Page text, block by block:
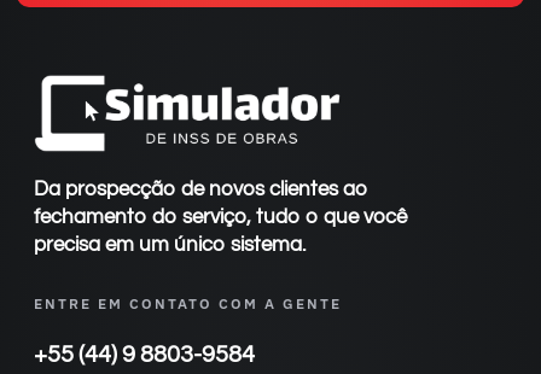
Da prospecção de novos clientes ao
fechamento do serviço, tudo o que você
precisa em um único sistema.
ENTRE EM CONTATO COM A GENTE
+55 (44) 9 8803-9584